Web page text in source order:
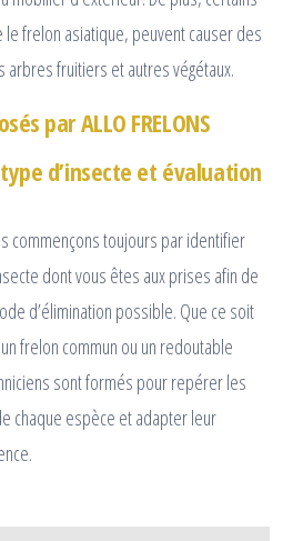
frelon asiatique, peuvent causer des
arbres fruitiers et autres végétaux.
par ALLO FRELONS
d’insecte et évaluation
commençons toujours par identifier
dont vous êtes aux prises afin de
d’élimination possible. Que ce soit
frelon commun ou un redoutable
sont formés pour repérer les
chaque espèce et adapter leur